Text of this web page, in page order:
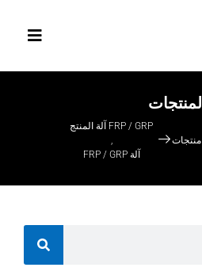
المنتجات
منتجات
FRP / GRP آلة المنتج
,
آلة FRP / GRP